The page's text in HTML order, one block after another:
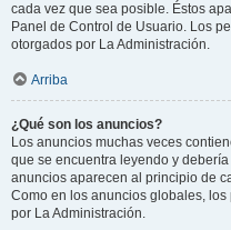
cada vez que sea posible. Éstos
Panel de Control de Usuario. Los
otorgados por La Administración.
Arriba
¿Qué son los anuncios?
Los anuncios muchas veces
que se encuentra leyendo y
anuncios aparecen al principio de
Como en los anuncios globales,
por La Administración.